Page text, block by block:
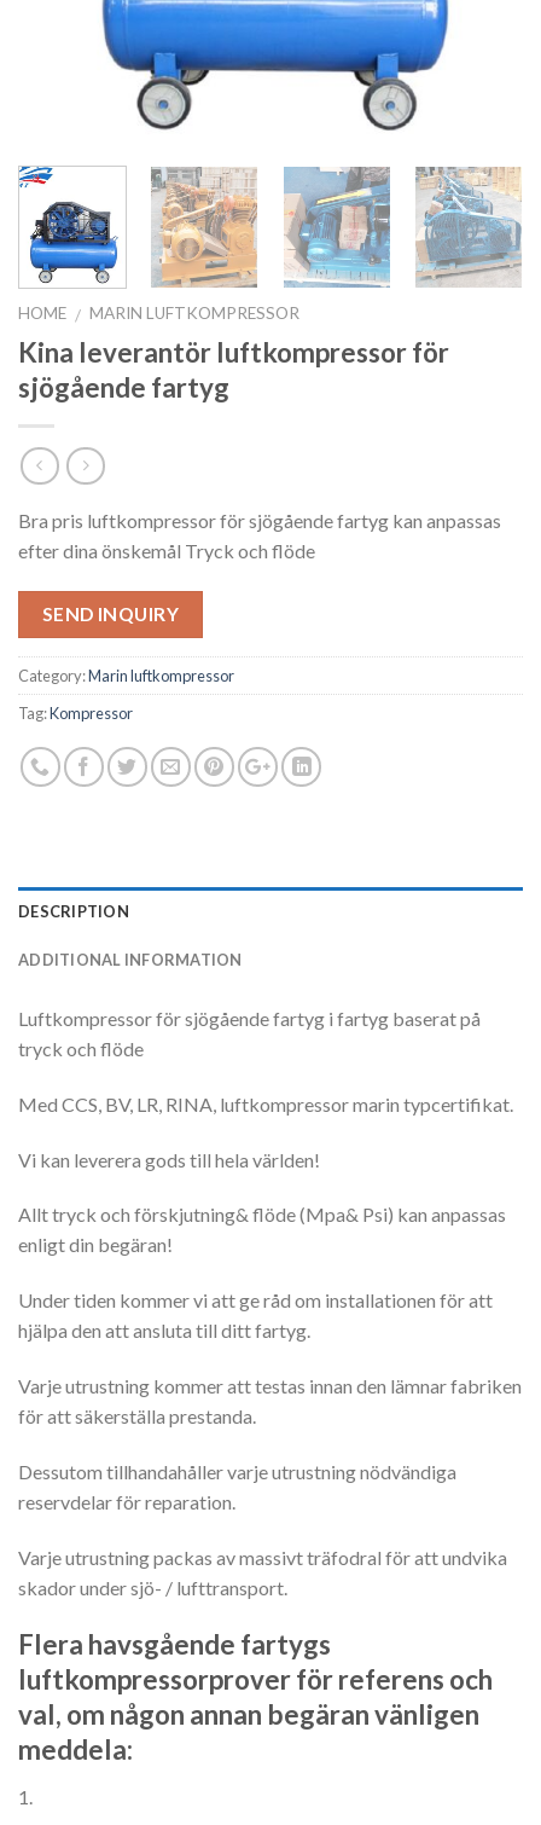
HOME / MARIN LUFTKOMPRESSOR
Kina leverantör luftkompressor för
sjögående fartyg
Bra pris luftkompressor för sjögående fartyg kan anpassas
efter dina önskemål Tryck och flöde
SEND INQUIRY
Category:Marin luftkompressor
Tag:Kompressor
DESCRIPTION
ADDITIONAL INFORMATION
Luftkompressor för sjögående fartyg i fartyg baserat på
tryck och flöde
Med CCS, BV, LR, RINA, luftkompressor marin typcertifikat.
Vi kan leverera gods till hela världen!
Allt tryck och förskjutning& flöde (Mpa& Psi) kan anpassas
enligt din begäran!
Under tiden kommer vi att ge råd om installationen för att
hjälpa den att ansluta till ditt fartyg.
Varje utrustning kommer att testas innan den lämnar fabriken
för att säkerställa prestanda.
Dessutom tillhandahåller varje utrustning nödvändiga
reservdelar för reparation.
Varje utrustning packas av massivt träfodral för att undvika
skador under sjö- / lufttransport.
Flera havsgående fartygs
luftkompressorprover för referens och
val, om någon annan begäran vänligen
meddela:
1.